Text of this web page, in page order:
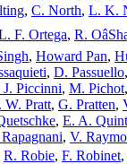
, C. North, L. K.
F. Ortega, R.
, Howard Pan,
, D. Passuello,
J. Piccinni, M. Pichot,
W. Pratt, G. Pratten,
, E. A.
Rapagnani, V.
R. Robie, F. Robinet,